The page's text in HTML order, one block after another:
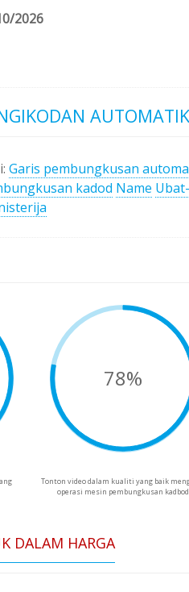
2026
Garis pembungkusan
kadod Name
78%
Tonton video dalam kualiti yang baik
operasi mesin pembungkusan kadbod
DALAM HARGA